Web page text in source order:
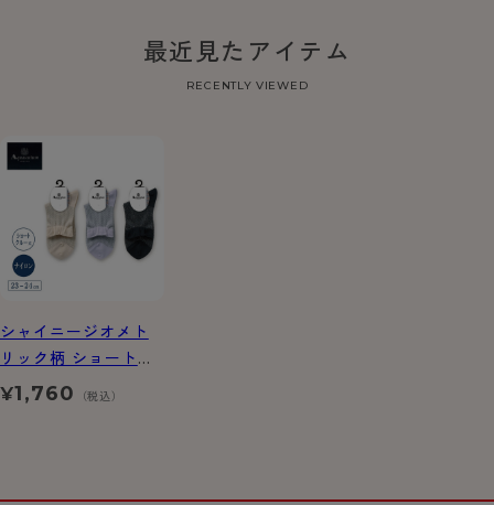
最近見たアイテム
RECENTLY VIEWED
シャイニージオメト
リック柄 ショートク
ルー丈 ソックス
¥1,760 （税込）